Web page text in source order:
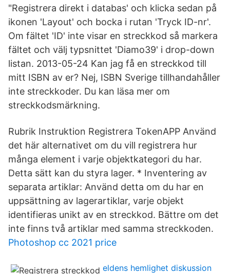
"Registrera direkt i databas' och klicka sedan på
ikonen 'Layout' och bocka i rutan 'Tryck ID-nr'.
Om fältet 'ID' inte visar en streckkod så markera
fältet och välj typsnittet 'Diamo39' i drop-down
listan. 2013-05-24 Kan jag få en streckkod till
mitt ISBN av er? Nej, ISBN Sverige tillhandahåller
inte streckkoder. Du kan läsa mer om
streckkodsmärkning.
Rubrik Instruktion Registrera TokenAPP Använd
det här alternativet om du vill registrera hur
många element i varje objektkategori du har.
Detta sätt kan du styra lager. * Inventering av
separata artiklar: Använd detta om du har en
uppsättning av lagerartiklar, varje objekt
identifieras unikt av en streckkod. Bättre om det
inte finns två artiklar med samma streckkoden.
Photoshop cc 2021 price
eldens hemlighet diskussion